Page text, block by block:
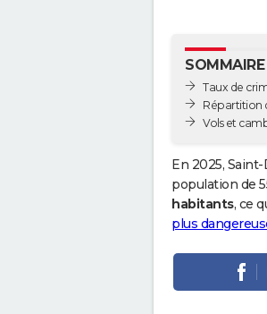
SOMMAIRE
Taux de
Répartition
Vols et
En 2025,
population de
habitants, ce
plus